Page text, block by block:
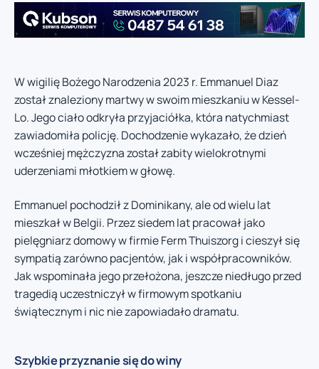
W wigilię Bożego Narodzenia 2023 r. Emmanuel Diaz
został znaleziony martwy w swoim mieszkaniu w Kessel-
Lo. Jego ciało odkryła przyjaciółka, która natychmiast
zawiadomiła policję. Dochodzenie wykazało, że dzień
wcześniej mężczyzna został zabity wielokrotnymi
uderzeniami młotkiem w głowę.
Emmanuel pochodził z Dominikany, ale od wielu lat
mieszkał w Belgii. Przez siedem lat pracował jako
pielęgniarz domowy w firmie Ferm Thuiszorg i cieszył się
sympatią zarówno pacjentów, jak i współpracowników.
Jak wspominała jego przełożona, jeszcze niedługo przed
tragedią uczestniczył w firmowym spotkaniu
świątecznym i nic nie zapowiadało dramatu.
Szybkie przyznanie się do winy